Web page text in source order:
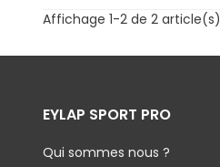
Affichage 1-2 de 2 article(s)
EYLAP SPORT PRO
Qui sommes nous ?